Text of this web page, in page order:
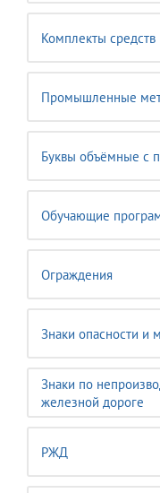
Комплекты
Промышленные
Буквы объёмные с
Обучающие
Ограждения
Знаки опасности и
Знаки по
железной дороге
РЖД